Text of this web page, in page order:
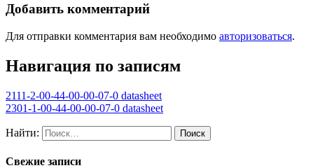
Добавить комментарий
Для отправки комментария вам необходимо авторизоваться.
Навигация по записям
2111-2-00-44-00-00-07-0 datasheet
2301-1-00-44-00-00-07-0 datasheet
Найти:
Свежие записи